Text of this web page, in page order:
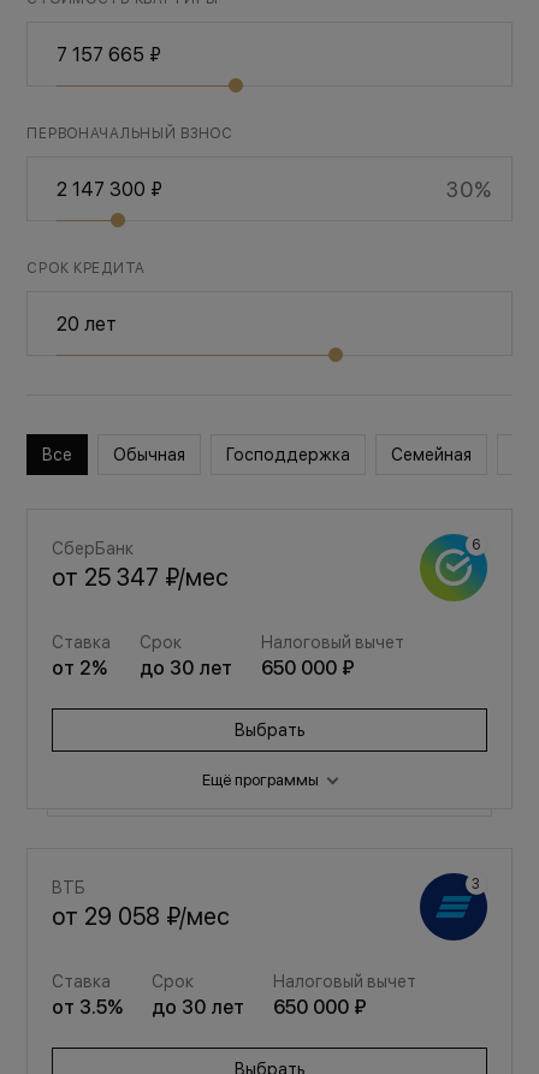
ПЕРВОНАЧАЛЬНЫЙ ВЗНОС
30%
СРОК КРЕДИТА
Все Обычная Господдержка Семейная
СберБанк
от 25 347 ₽/мес
Ставка
от 2%
Срок
до 30 лет
Налоговый вычет
650 000 ₽
Выбрать
Ещё программы
от33 940 ₽ /мес
от3.5% до30 650 000 ₽
Выбрать
ВТБ
от 29 058 ₽/мес
Ставка
от 3.5%
Срок
до 30 лет
Налоговый вычет
650 000 ₽
Выбрать